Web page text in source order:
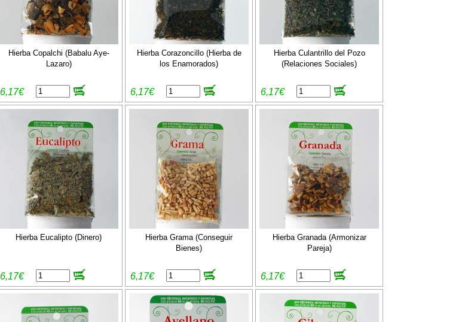
Hierba Copalchi (Babalu Aye-
Lazaro)
6,17€
Hierba Corazoncillo (Hierba de
los Enamorados)
6,17€
Hierba Culantrillo del Pozo
(Relaciones Sociales)
6,17€
Hierba Eucalipto (Dinero)
6,17€
Hierba Grama (Conseguir
Bienes)
6,17€
Hierba Granada (Armonizar
Pareja)
6,17€